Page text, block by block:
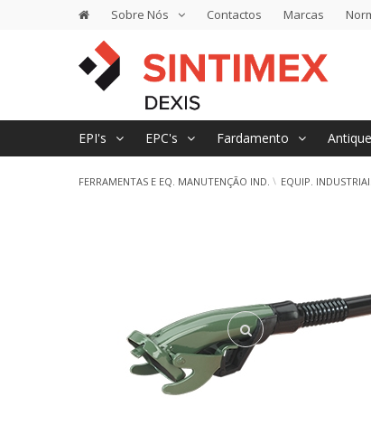
Sobre Nós Contactos Marcas
EPI's EPC's Fardamento
FERRAMENTAS E EQ. MANUTENÇÃO IND. EQUIP.